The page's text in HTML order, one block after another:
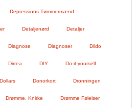
Depressions Tømmermænd
Detaljenørd Detaljer
Diagnose Diagnoser Dildo
Dirrea DIY Do-it-yourself
Dollars Donorkort Dronningen
Drømme. Knirke Drømme Følelser